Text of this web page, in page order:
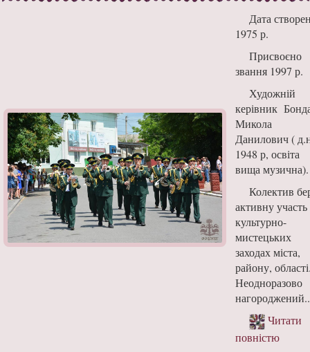
Дата
1975 р.
Присвоєно
звання 1997 р.
Художній
керівник
Микола
Данилович (
1948 р, освіта
вища
Колектив
активну участь
культурно-
мистецьких
заходах міста,
району,
Неодноразово
Читати
повністю